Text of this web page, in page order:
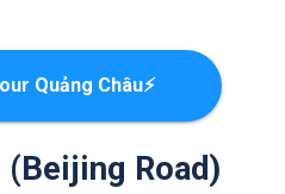
Quảng Châu⚡
Road)